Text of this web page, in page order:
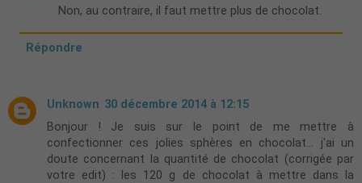
Non, au contraire, il faut mettre plus de chocolat.
Répondre
Unknown 30 décembre 2014 à 12:15
Bonjour ! Je suis sur le point de me mettre à
confectionner ces jolies sphères en chocolat... j'ai un
doute concernant la quantité de chocolat (corrigée par
votre edit) : les 120 g de chocolat à mettre dans la